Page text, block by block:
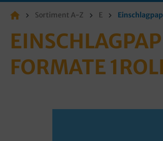
Sortiment A-Z E
ORMATE